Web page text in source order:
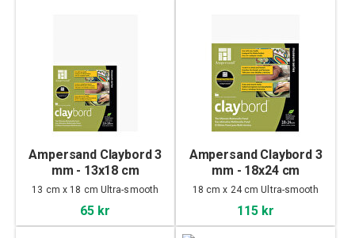
Ampersand Claybord 3
mm - 13x18 cm
13 cm x 18 cm Ultra-smooth
65 kr
Ampersand Claybord 3
mm - 18x24 cm
18 cm x 24 cm Ultra-smooth
115 kr